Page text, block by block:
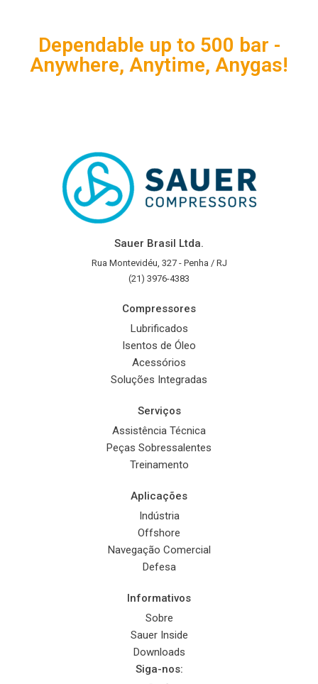
Dependable up to 500 bar -
Anywhere, Anytime, Anygas!
Sauer Brasil Ltda.
Rua Montevidéu, 327 - Penha / RJ
(21) 3976-4383
Compressores
Lubrificados
Isentos de Óleo
Acessórios
Soluções Integradas
Serviços
Assistência Técnica
Peças Sobressalentes
Treinamento
Aplicações
Indústria
Offshore
Navegação Comercial
Defesa
Informativos
Sobre
Sauer Inside
Downloads
Siga-nos: